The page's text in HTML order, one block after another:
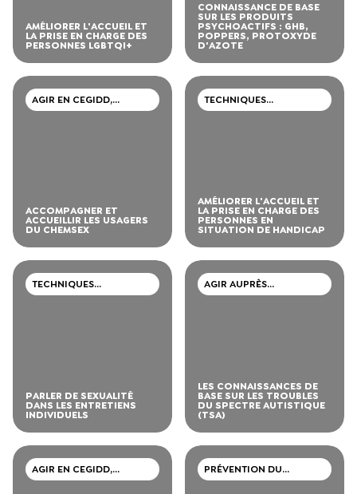
AMÉLIORER L'ACCUEIL ET
LA PRISE EN CHARGE DES
PERSONNES LGBTQI+
CONNAISSANCE DE BASE
SUR LES PRODUITS
PSYCHOACTIFS : GHB,
POPPERS, PROTOXYDE
D'AZOTE
AGIR EN CEGIDD,
CAARUD, CSAPA
ACCOMPAGNER ET
ACCUEILLIR LES USAGERS
DU CHEMSEX
TECHNIQUES
PROFESSIONNELLES
AMÉLIORER L'ACCUEIL ET
LA PRISE EN CHARGE DES
PERSONNES EN
SITUATION DE HANDICAP
TECHNIQUES
PROFESSIONNELLES
PARLER DE SEXUALITÉ
DANS LES ENTRETIENS
INDIVIDUELS
AGIR AUPRÈS
D’ADOLESCENTS ET DE
LES CONNAISSANCES DE
BASE SUR LES TROUBLES
DU SPECTRE AUTISTIQUE
(TSA)
AGIR EN CEGIDD,
CAARUD, CSAPA
PRÉVENTION DU
VIH/SIDA, IST, HÉPATITE